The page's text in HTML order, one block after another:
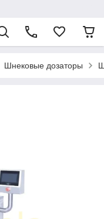
Шнековые дозаторы